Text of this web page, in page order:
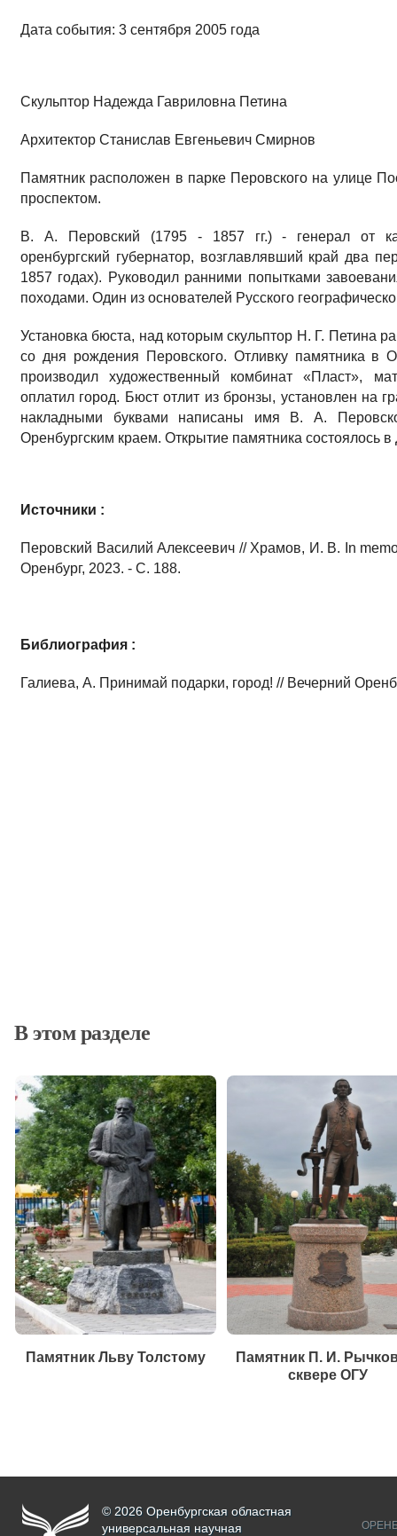
Дата события: 3 сентября 2005 года
Скульптор Надежда Гавриловна Петина
Архитектор Станислав Евгеньевич Смирнов
Памятник расположен в парке Перовского на улице
проспектом.
В. А. Перовский (1795 - 1857 гг.) - генерал от
оренбургский губернатор, возглавлявший край два
1857 годах). Руководил ранними попытками
походами. Один из основателей Русского
Установка бюста, над которым скульптор Н. Г. Петина
со дня рождения Перовского. Отливку памятника в
производил художественный комбинат «Пласт»,
оплатил город. Бюст отлит из бронзы, установлен на
накладными буквами написаны имя В. А.
Оренбургским краем. Открытие памятника состоялось в
Источники :
Перовский Василий Алексеевич // Храмов, И. В. In
Оренбург, 2023. - С. 188.
Библиография :
Галиева, А. Принимай подарки, город! // Вечерний
В этом разделе
Памятник Льву Толстому
Памятник П. И.
сквере ОГУ
© 2026 Оренбургская областная
универсальная научная